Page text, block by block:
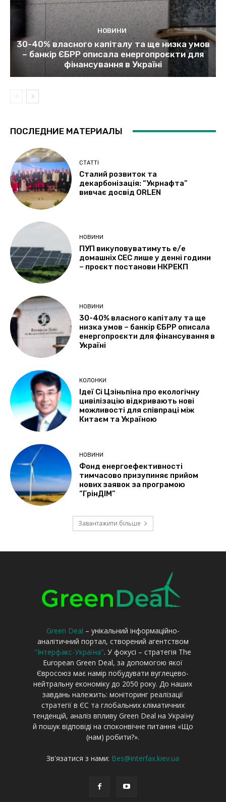
Green Deal – унікальний інформаційно-
аналітичний портал, створений агентством
"Інтерфакс-Україна". У фокусі – стратегія The
European Green Deal, за допомогою якої
Євросоюз має намір побудувати вуглецево-
нейтральну економіку до 2050 року. До наших
завдань належить: моніторинг реалізації
стратегії в ЄС та глобальних кліматичних
тенденцій, аналіз впливу Green Deal на Україну
й пошук відповіді на споконвічне питання «Що
(нам) робити?».
Зв'язатися з нами: Bes@interfax.kiev.ua